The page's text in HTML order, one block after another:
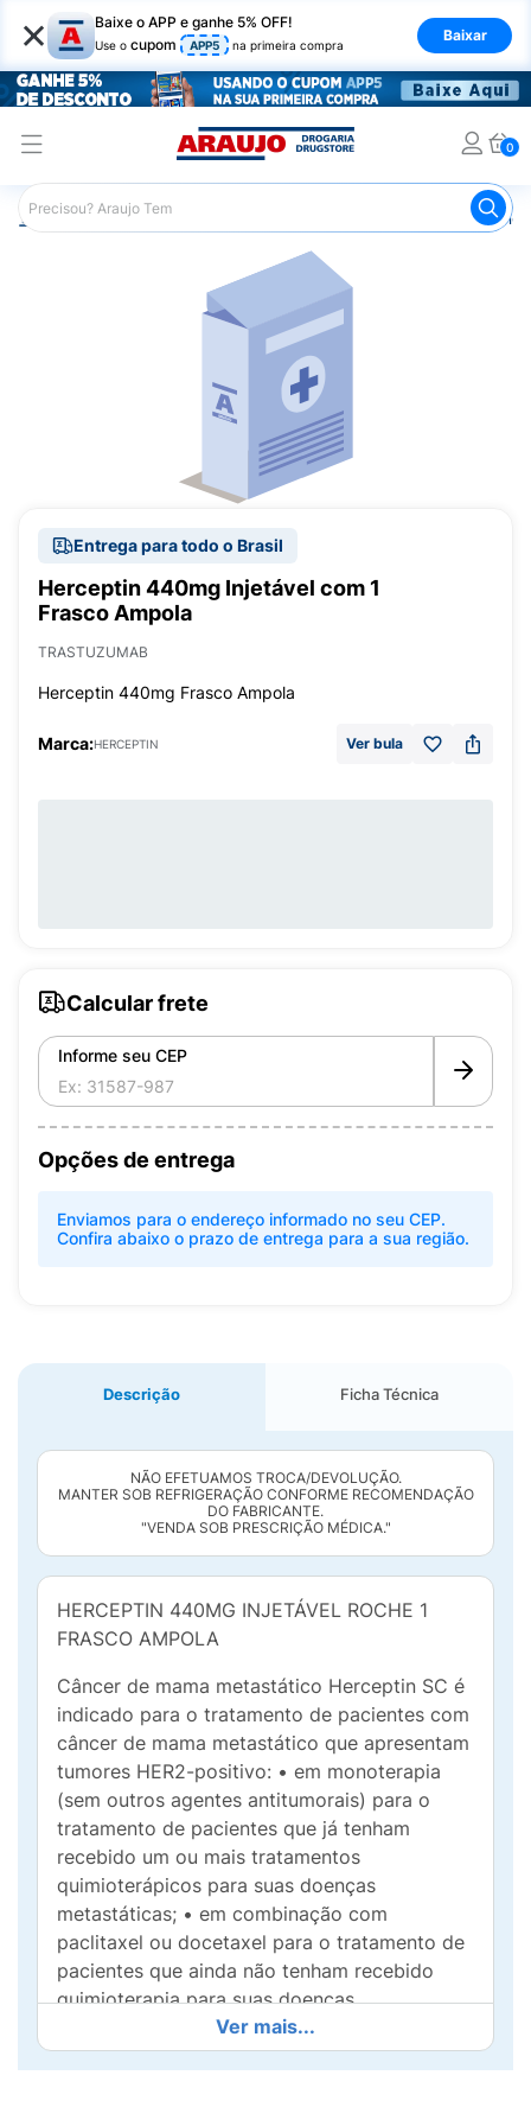
× Baixe o APP e ganhe 5% OFF!
Use o cupom APP5 na primeira compra
Baixar
0
Araujo Medicamentos
Entrega para todo o Brasil
Herceptin 440mg Injetável com 1
Frasco Ampola
TRASTUZUMAB
Herceptin 440mg Frasco Ampola
Marca:HERCEPTIN Ver bula
Calcular frete
Informe seu CEP
Opções de entrega
Enviamos para o endereço informado no seu CEP.
Confira abaixo o prazo de entrega para a sua região.
Descrição Ficha Técnica
NÃO EFETUAMOS TROCA/DEVOLUÇÃO.
MANTER SOB REFRIGERAÇÃO CONFORME RECOMENDAÇÃO
DO FABRICANTE.
"VENDA SOB PRESCRIÇÃO MÉDICA."
HERCEPTIN 440MG INJETÁVEL ROCHE 1
FRASCO AMPOLA
Câncer de mama metastático Herceptin SC é
indicado para o tratamento de pacientes com
câncer de mama metastático que apresentam
tumores HER2-positivo: • em monoterapia
(sem outros agentes antitumorais) para o
tratamento de pacientes que já tenham
recebido um ou mais tratamentos
quimioterápicos para suas doenças
metastáticas; • em combinação com
paclitaxel ou docetaxel para o tratamento de
pacientes que ainda não tenham recebido
quimioterapia para suas doenças
metastáticas. Câncer de mama inicial
Herceptin SC é indicado para o tratamento de
Ver mais...